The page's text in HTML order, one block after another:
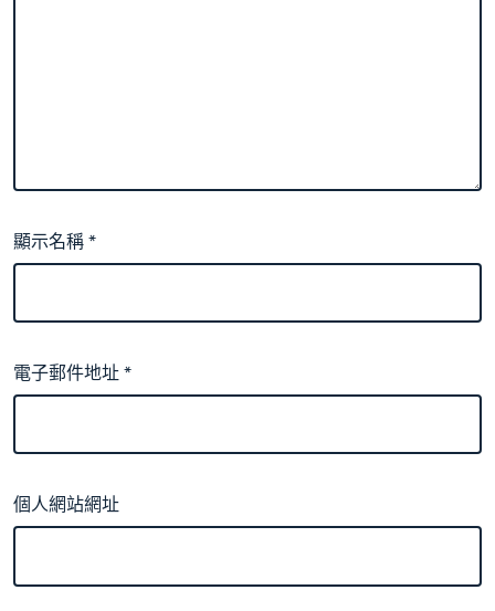
顯示名稱*
電子郵件地址*
個人網站網址